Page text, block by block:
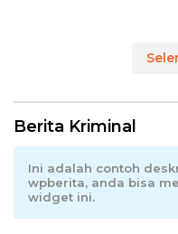
Berita Kriminal
Ini adalah contoh
wpberita, anda bisa
widget ini.